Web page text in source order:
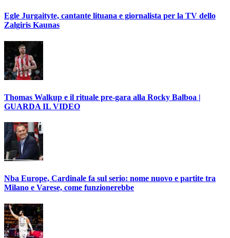
Egle Jurgaityte, cantante lituana e giornalista per la TV dello
Zalgiris Kaunas
Thomas Walkup e il rituale pre-gara alla Rocky Balboa |
GUARDA IL VIDEO
Nba Europe, Cardinale fa sul serio: nome nuovo e partite tra
Milano e Varese, come funzionerebbe